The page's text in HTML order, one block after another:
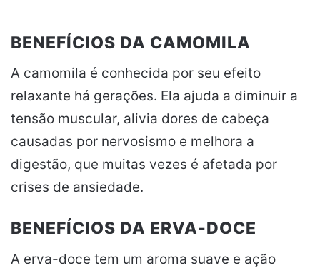
BENEFÍCIOS DA CAMOMILA
A camomila é conhecida por seu efeito
relaxante há gerações. Ela ajuda a diminuir a
tensão muscular, alivia dores de cabeça
causadas por nervosismo e melhora a
digestão, que muitas vezes é afetada por
crises de ansiedade.
BENEFÍCIOS DA ERVA-DOCE
A erva-doce tem um aroma suave e ação